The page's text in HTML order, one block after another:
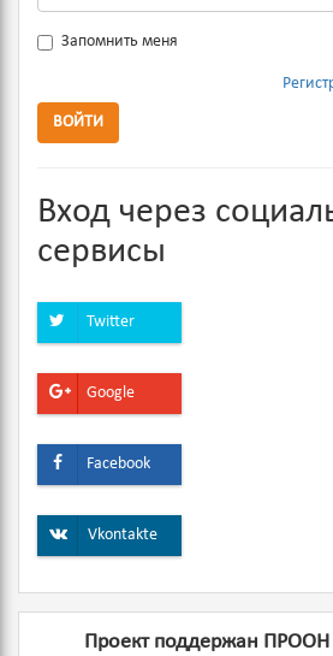
Запомнить меня
ВОЙТИ
Вход через
сервисы
Twitter
Google
Facebook
Vkontakte
Проект поддержан ПРООН